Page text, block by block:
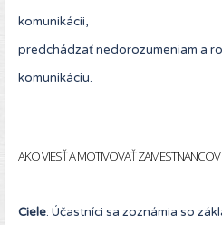
komunikácii,
predchádzať nedorozumeniam a
komunikáciu.
AKO VIESŤ A MOTIVOVAŤ ZAMESTNANCOV
Ciele: Účastníci sa zoznámia so